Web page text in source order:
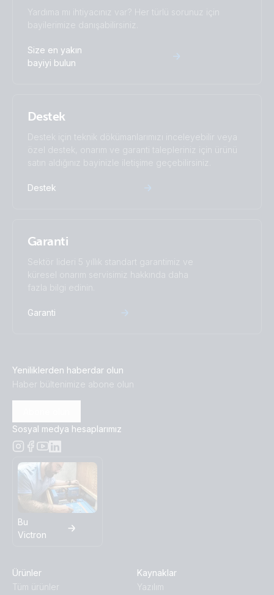
Yardıma mı ihtiyacınız var? Her türlü sorunuz için
bayilerimize danışabilirsiniz.
Size en yakın
bayiyi bulun
Destek
Destek için teknik dökümanlarımızı inceleyebilir veya
özel destek, onarım ve garanti talepleriniz için ürünü
satın aldığınız bayinizle iletişime geçebilirsiniz.
Destek
Garanti
Sektör lideri 5 yıllık standart garantimiz ve
küresel onarım servisimiz hakkında daha
fazla bilgi edinin.
Garanti
Yeniliklerden haberdar olun
Haber bültenimize abone olun
Sosyal medya hesaplarımız
Bu
Victron
Ürünler
Tüm ürünler
Kaynaklar
Yazılım